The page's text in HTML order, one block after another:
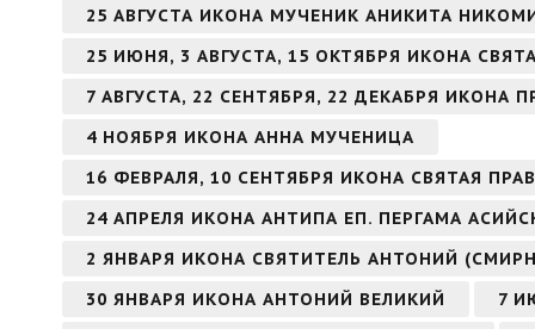
25 АВГУСТА ИКОНА МУЧЕНИК АНИКИТА
25 ИЮНЯ, 3 АВГУСТА, 15 ОКТЯБРЯ ИКОНА
7 АВГУСТА, 22 СЕНТЯБРЯ, 22 ДЕКАБРЯ
4 НОЯБРЯ ИКОНА АННА МУЧЕНИЦА
16 ФЕВРАЛЯ, 10 СЕНТЯБРЯ ИКОНА СВЯТАЯ
24 АПРЕЛЯ ИКОНА АНТИПА ЕП. ПЕРГАМА
2 ЯНВАРЯ ИКОНА СВЯТИТЕЛЬ АНТОНИЙ
30 ЯНВАРЯ ИКОНА АНТОНИЙ ВЕЛИКИЙ
7